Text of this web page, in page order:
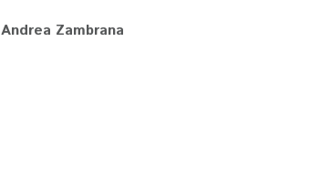
Andrea Zambrana